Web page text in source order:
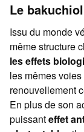
Le bakuchiol
Issu du monde
même structure
les effets
les mêmes
renouvellement
En plus de son
puissanteffet